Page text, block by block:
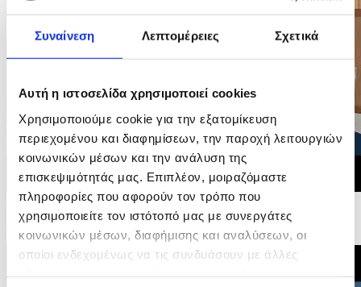
Συναίνεση Λεπτομέρειες Σχετικά
Αυτή η ιστοσελίδα χρησιμοποιεί cookies
Χρησιμοποιούμε cookie για την εξατομίκευση
περιεχομένου και διαφημίσεων, την παροχή λειτουργιών
κοινωνικών μέσων και την ανάλυση της
επισκεψιμότητάς μας. Επιπλέον, μοιραζόμαστε
πληροφορίες που αφορούν τον τρόπο που
χρησιμοποιείτε τον ιστότοπό μας με συνεργάτες
κοινωνικών μέσων, διαφήμισης και αναλύσεων, οι
οποίοι ενδεχομένως να τις συνδυάσουν με άλλες
24/05/2026 12:35
Συμπρόεδρος Βόλτ Ανδρομάχη Σοφοκλέους -
Βουλευτικές Εκλογές 2026